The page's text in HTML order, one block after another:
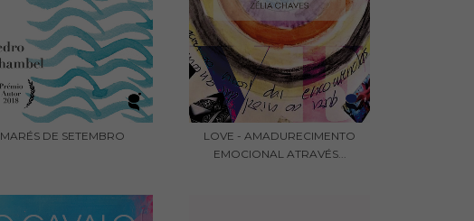
MARÉS DE SETEMBRO
LOVE - AMADURECIMENTO
EMOCIONAL ATRAVÉS...